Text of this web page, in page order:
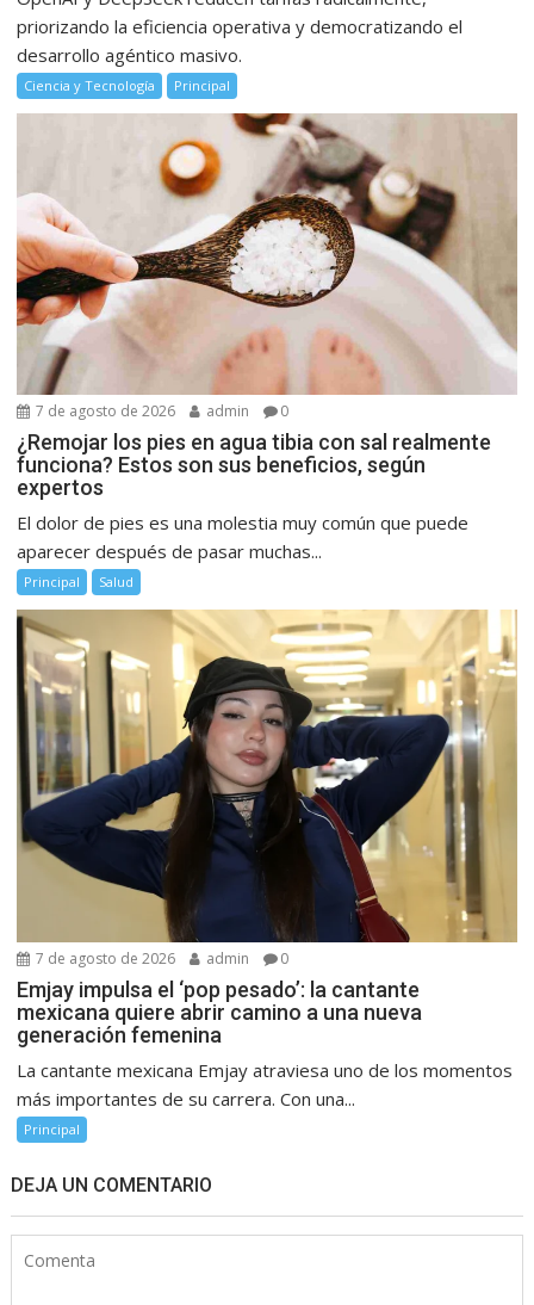
priorizando la eficiencia operativa y democratizando el
desarrollo agéntico masivo.
Ciencia y Tecnología Principal
7 de agosto de 2026 admin 0
¿Remojar los pies en agua tibia con sal realmente
funciona? Estos son sus beneficios, según
expertos
El dolor de pies es una molestia muy común que puede
aparecer después de pasar muchas...
Principal Salud
7 de agosto de 2026 admin 0
Emjay impulsa el ‘pop pesado’: la cantante
mexicana quiere abrir camino a una nueva
generación femenina
La cantante mexicana Emjay atraviesa uno de los momentos
más importantes de su carrera. Con una...
Principal
DEJA UN COMENTARIO